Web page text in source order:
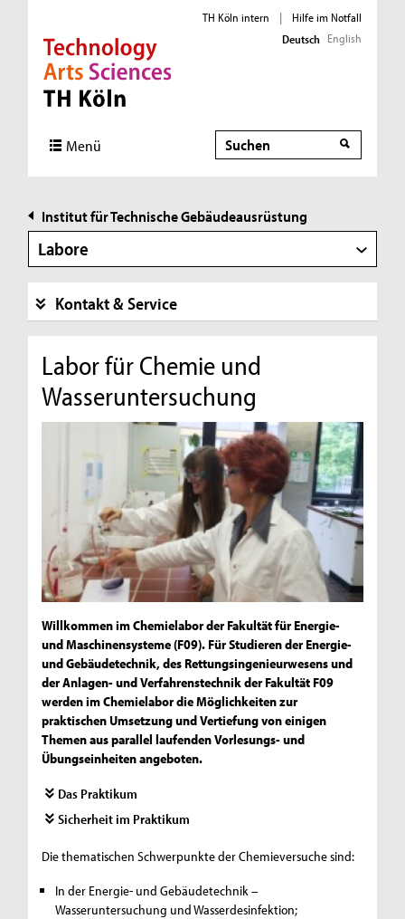
Direkt zur Hauptnavigation
Direkt zur Subnavigation
Direkt zum Inhalt
Direkt zum Fußbereich
TH Köln intern |
Hilfe im Notfall
Deutsch English
Menü Suche
Suche
Institut für Technische Gebäudeausrüstung
Labore
Kontakt & Service
Labor für Chemie und
Wasseruntersuchung
Willkommen im Chemielabor der Fakultät für Energie-
und Maschinensysteme (F09). Für Studieren der Energie-
und Gebäudetechnik, des Rettungsingenieurwesens und
der Anlagen- und Verfahrenstechnik der Fakultät F09
werden im Chemielabor die Möglichkeiten zur
praktischen Umsetzung und Vertiefung von einigen
Themen aus parallel laufenden Vorlesungs- und
Übungseinheiten angeboten.
Das Praktikum
Sicherheit im Praktikum
Die thematischen Schwerpunkte der Chemieversuche sind:
In der Energie- und Gebäudetechnik –
Wasseruntersuchung und Wasserdesinfektion;